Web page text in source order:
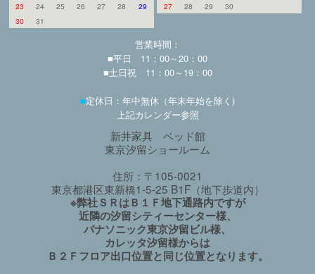
23
24 25 26 27 28
29
30
31
27
28 29 30
営業時間：
■平日 11：00～20：00
■土日祝 11：00～19：00
■定休日：年中無休（年末年始を除く)
上記カレンダー参照
新井家具 ベッド館
東京汐留ショールーム
住所：〒105-0021
東京都港区東新橋1-5-25 B1F（地下歩道内）
※弊社ＳＲはＢ１Ｆ地下通路内ですが
近隣の汐留シティーセンター様、
パナソニック東京汐留ビル様、
カレッタ汐留様からは
Ｂ２Ｆフロア出口位置と同じ位置となります。